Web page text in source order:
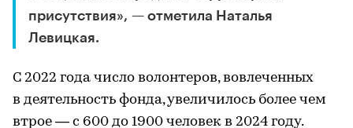
присутствия», — отметила Наталья
Левицкая.
С 2022 года число волонтеров, вовлеченных
в деятельность фонда, увеличилось более чем
втрое — с 600 до 1900 человек в 2024 году.